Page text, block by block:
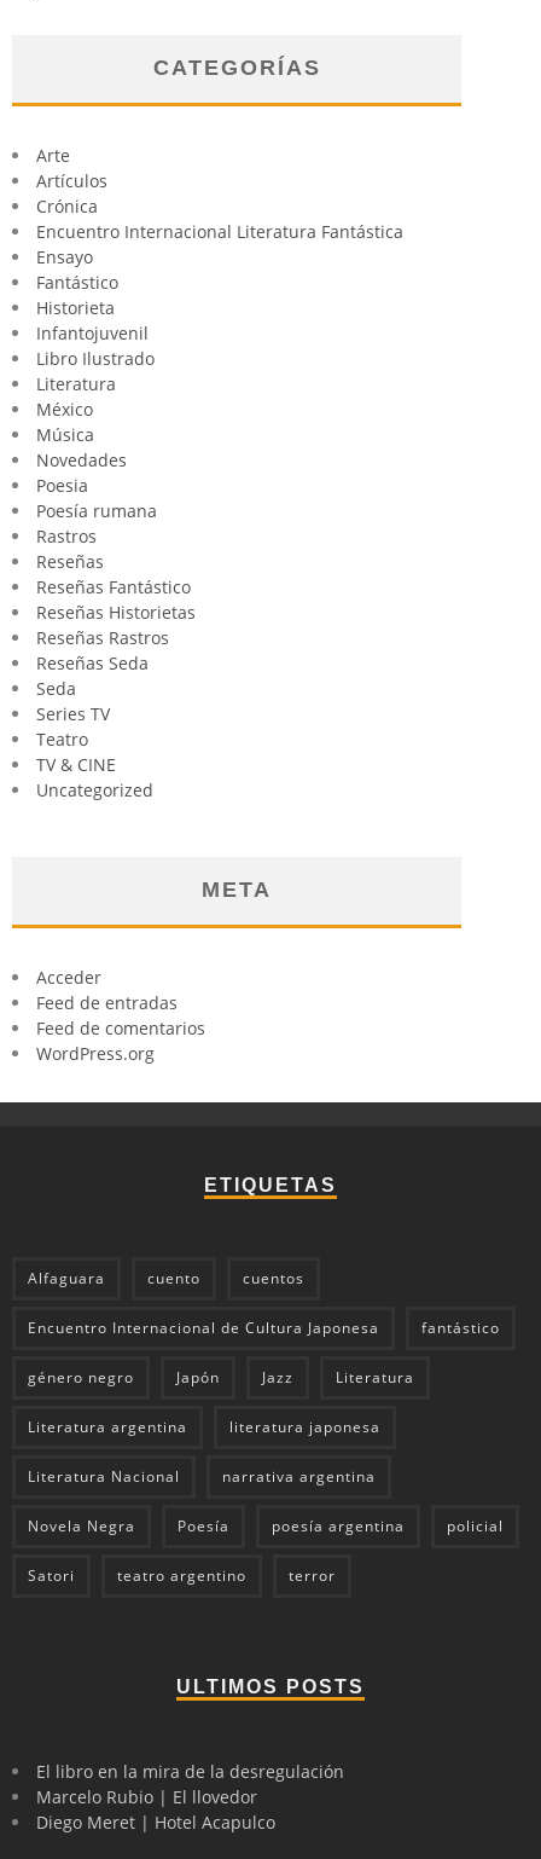
CATEGORÍAS
Arte
Artículos
Crónica
Encuentro Internacional Literatura Fantástica
Ensayo
Fantástico
Historieta
Infantojuvenil
Libro Ilustrado
Literatura
México
Música
Novedades
Poesia
Poesía rumana
Rastros
Reseñas
Reseñas Fantástico
Reseñas Historietas
Reseñas Rastros
Reseñas Seda
Seda
Series TV
Teatro
TV & CINE
Uncategorized
META
Acceder
Feed de entradas
Feed de comentarios
WordPress.org
ETIQUETAS
Alfaguara cuento cuentos
Encuentro Internacional de Cultura Japonesa fantástico
género negro Japón Jazz Literatura
Literatura argentina literatura japonesa
Literatura Nacional narrativa argentina
Novela Negra Poesía poesía argentina policial
Satori teatro argentino terror
ULTIMOS POSTS
El libro en la mira de la desregulación
Marcelo Rubio | El llovedor
Diego Meret | Hotel Acapulco